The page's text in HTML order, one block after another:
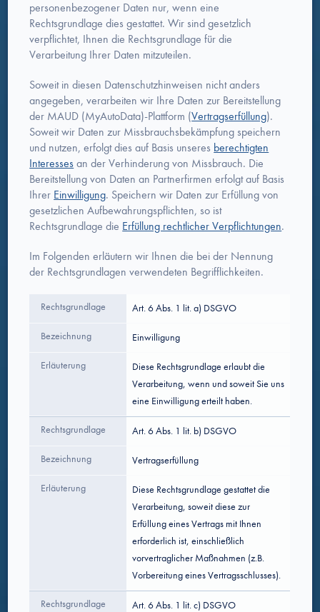
personenbezogener Daten nur, wenn eine
Rechtsgrundlage dies gestattet. Wir sind gesetzlich
verpflichtet, Ihnen die Rechtsgrundlage für die
Verarbeitung Ihrer Daten mitzuteilen.
Soweit in diesen Datenschutzhinweisen nicht anders
angegeben, verarbeiten wir Ihre Daten zur Bereitstellung
der MAUD (MyAutoData)-Plattform (Vertragserfüllung).
Soweit wir Daten zur Missbrauchsbekämpfung speichern
und nutzen, erfolgt dies auf Basis unseres berechtigten
Interesses an der Verhinderung von Missbrauch. Die
Bereitstellung von Daten an Partnerfirmen erfolgt auf Basis
Ihrer Einwilligung. Speichern wir Daten zur Erfüllung von
gesetzlichen Aufbewahrungspflichten, so ist
Rechtsgrundlage die Erfüllung rechtlicher Verpflichtungen.
Im Folgenden erläutern wir Ihnen die bei der Nennung
der Rechtsgrundlagen verwendeten Begrifflichkeiten.
Rechtsgrundlage Art. 6 Abs. 1 lit. a) DSGVO
Bezeichnung Einwilligung
Erläuterung
Diese Rechtsgrundlage erlaubt die
Verarbeitung, wenn und soweit Sie uns
eine Einwilligung erteilt haben.
Rechtsgrundlage Art. 6 Abs. 1 lit. b) DSGVO
Bezeichnung Vertragserfüllung
Erläuterung
Diese Rechtsgrundlage gestattet die
Verarbeitung, soweit diese zur
Erfüllung eines Vertrags mit Ihnen
erforderlich ist, einschließlich
vorvertraglicher Maßnahmen (z.B.
Vorbereitung eines Vertragsschlusses).
Rechtsgrundlage Art. 6 Abs. 1 lit. c) DSGVO